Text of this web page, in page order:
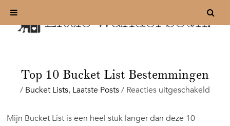
Top 10 Bucket List Bestemmingen
/ Bucket Lists, Laatste Posts/ Reacties uitgeschakeldvoor
Mijn Bucket List is een heel stuk langer dan deze 10